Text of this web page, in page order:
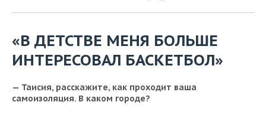
КИБЕРСПОРТ
ФИГУРНОЕ КАТАНИЕ
ВОДНЫЕ ВИДЫ СПОРТА
ХОККЕЙ С МЯЧОМ
КУЛЬТУРА
МЕДИЦИНА
ОБРАЗОВАНИЕ
ПРОИСШЕСТВИЯ
СПИСОК КОМПАНИЙ
«В ДЕТСТВЕ МЕНЯ БОЛЬШЕ
ИНТЕРЕСОВАЛ БАСКЕТБОЛ»
— Таисия, расскажите, как проходит ваша
самоизоляция. В каком городе?